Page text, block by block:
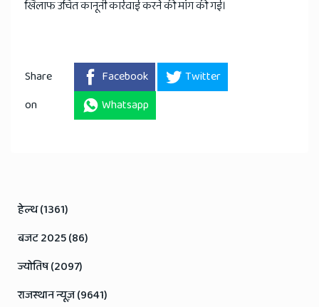
खिलाफ उचित कानूनी कार्रवाई करने की मांग की गई।
Share
on
Facebook
Twitter
Whatsapp
हेल्थ (1361)
बजट 2025 (86)
ज्योतिष (2097)
राजस्थान न्यूज़ (9641)